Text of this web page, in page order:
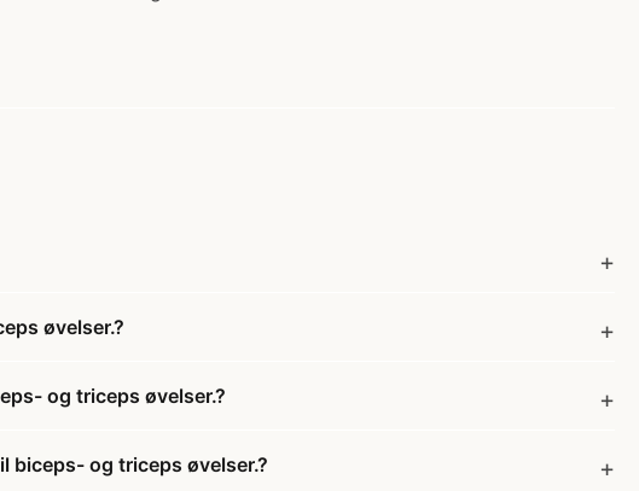
øvelser.?
og triceps øvelser.?
biceps- og triceps øvelser.?